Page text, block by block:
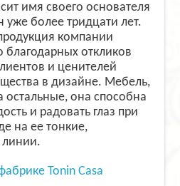
имя своего основателя
более тридцати лет.
компании
откликов
и ценителей
в дизайне. Мебель,
остальные, она способна
и радовать глаз при
на ее тонкие,
Tonin Casa